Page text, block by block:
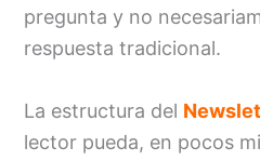
pregunta y no
respuesta tradicional.
La estructura del
lector pueda, en pocos